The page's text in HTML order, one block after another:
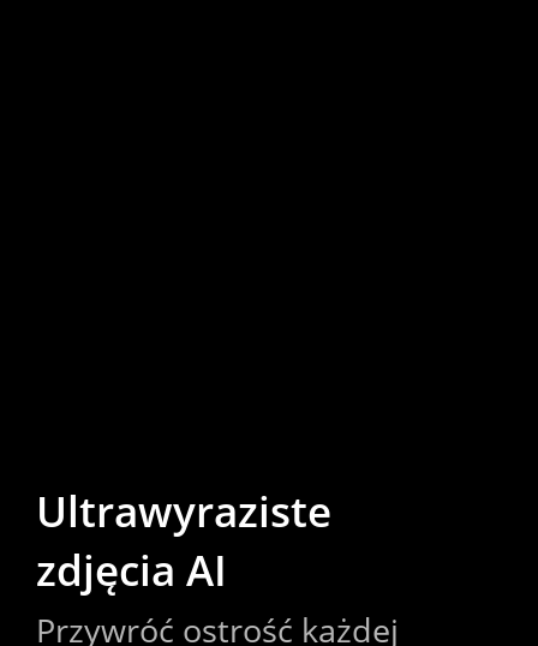
Ultrawyraziste
zdjęcia AI
Przywróć ostrość każdej
Ultrawyraziste
zdjęcia AI
Przywróć ostrość każdej